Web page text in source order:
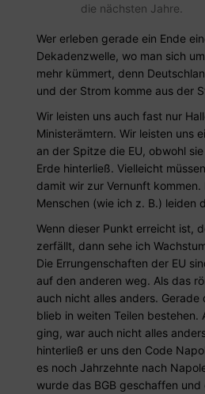
die nächsten Jahre.
Wer erleben gerade ein Ende
Dekadenzwelle, wo man sich
mehr kümmert, denn
und der Strom komme aus der
Wir leisten uns auch fast nur
Ministerämtern. Wir leisten uns
an der Spitze die EU, obwohl
Erde hinterließ. Vielleicht
damit wir zur Vernunft
Menschen (wie ich z. B.) leiden
Wenn dieser Punkt erreicht ist,
zerfällt, dann sehe ich
Die Errungenschaften der EU
auf den anderen weg. Als das
auch nicht alles anders.
blieb in weiten Teilen bestehen.
ging, war auch nicht alles
hinterließ er uns den Code
es noch Jahrzehnte nach
wurde das BGB geschaffen